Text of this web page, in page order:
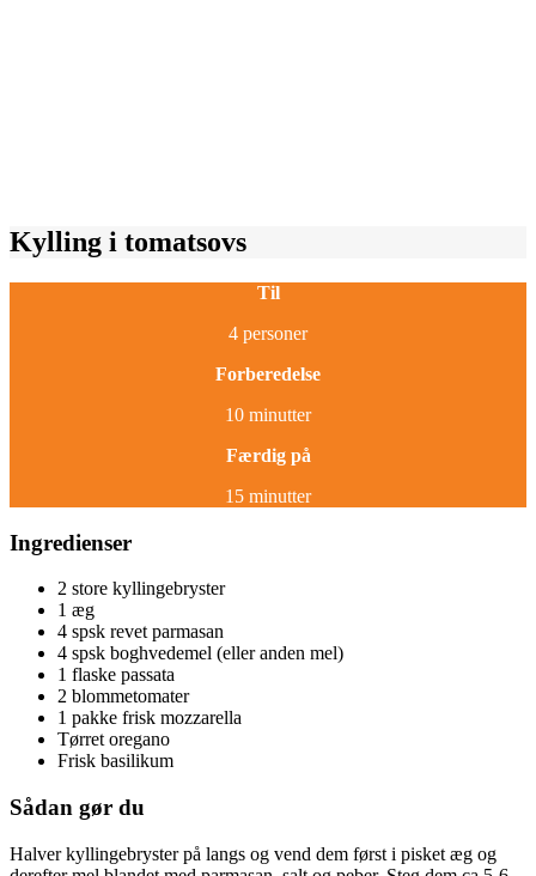
Kylling i tomatsovs
Til
4 personer
Forberedelse
10 minutter
Færdig på
15 minutter
Ingredienser
2 store kyllingebryster
1 æg
4 spsk revet parmasan
4 spsk boghvedemel (eller anden mel)
1 flaske passata
2 blommetomater
1 pakke frisk mozzarella
Tørret oregano
Frisk basilikum
Sådan gør du
Halver kyllingebryster på langs og vend dem først i pisket æg og